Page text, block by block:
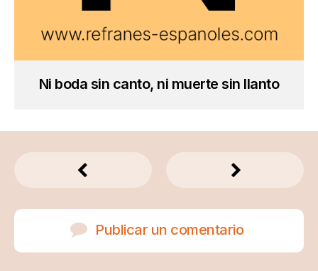
Ni boda sin canto, ni muerte sin llanto
Publicar un comentario